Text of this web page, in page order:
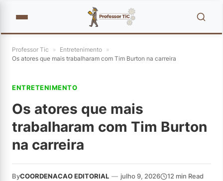
Professor Tic » Entretenimento »
Os atores que mais trabalharam com Tim Burton na carreira
ENTRETENIMENTO
Os atores que mais
trabalharam com Tim Burton
na carreira
ByCOORDENACAO EDITORIAL — julho 9, 2026 12 min Read